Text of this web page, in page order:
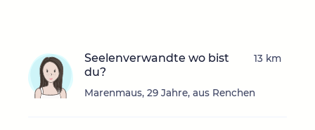
Seelenverwandte wo bist
du?
Marenmaus, 29 Jahre, aus Renchen
13 km